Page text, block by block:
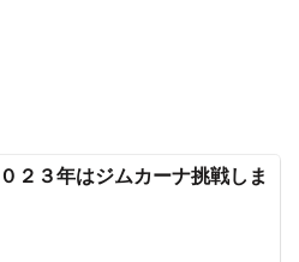
２３年はジムカーナ挑戦しま